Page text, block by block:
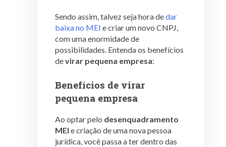
Sendo assim, talvez seja hora dedar
baixa no MEI e criar um novo CNPJ,
com uma enormidade de
possibilidades. Entenda os benefícios
devirar pequena empresa:
Benefícios de virar
pequena empresa
Ao optar pelo desenquadramento
MEI e criação de uma nova pessoa
jurídica, você passa a ter dentro das